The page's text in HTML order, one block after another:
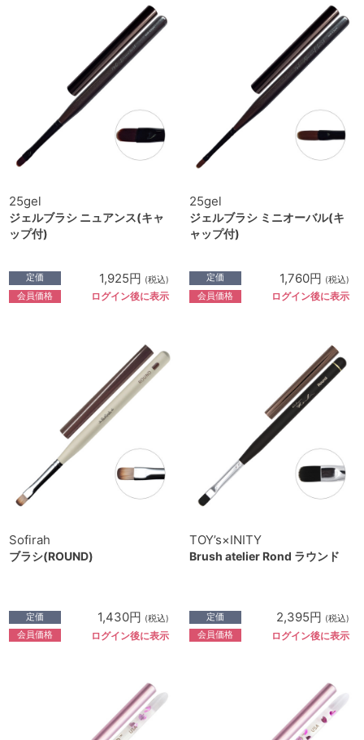
25gel
ジェルブラシ ニュアンス(キャ
ップ付)
定価 1,925円 (税込)
会員価格 ログイン後に表示
25gel
ジェルブラシ ミニオーバル(キ
ャップ付)
定価 1,760円 (税込)
会員価格 ログイン後に表示
Sofirah
ブラシ(ROUND)
定価 1,430円 (税込)
会員価格 ログイン後に表示
TOY’s×INITY
Brush atelier Rond ラウンド
定価 2,395円 (税込)
会員価格 ログイン後に表示